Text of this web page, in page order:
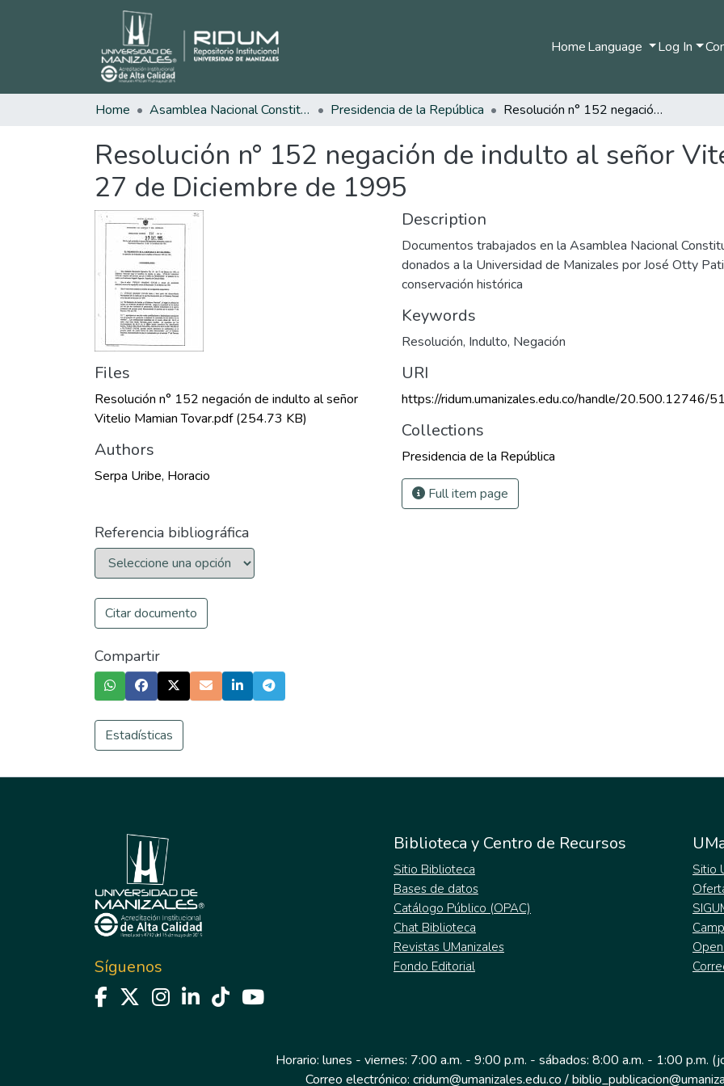
HomeLanguage Log In
Home Asamblea Nacional Constituyente Presidencia de la República Resolución n° 152 negación de indulto al señor Vitelio Mamian Tovar - 27 de Diciembre de 1995
Resolución n° 152 negación de indulto al señor
27 de Diciembre de 1995
Files
Resolución n° 152 negación de indulto al señor
Vitelio Mamian Tovar.pdf(254.73 KB)
Authors
Serpa Uribe, Horacio
Referencia bibliográfica
Citar documento
Compartir
Estadísticas
Description
Documentos trabajados en la Asamblea Nacional
donados a la Universidad de Manizales por José Otty
conservación histórica
Keywords
Resolución, Indulto, Negación
URI
https://ridum.umanizales.edu.co/handle/20.500.12746/
Collections
Presidencia de la República
Full item page
Síguenos
Biblioteca y Centro de Recursos
Sitio Biblioteca
Bases de datos
Catálogo Público (OPAC)
Chat Biblioteca
Revistas UManizales
Fondo Editorial
Sitio
Horario: lunes - viernes: 7:00 a.m. - 9:00 p.m. - sábados: 8:00 a.m. - 1:00 p.m.
Correo electrónico: cridum@umanizales.edu.co /